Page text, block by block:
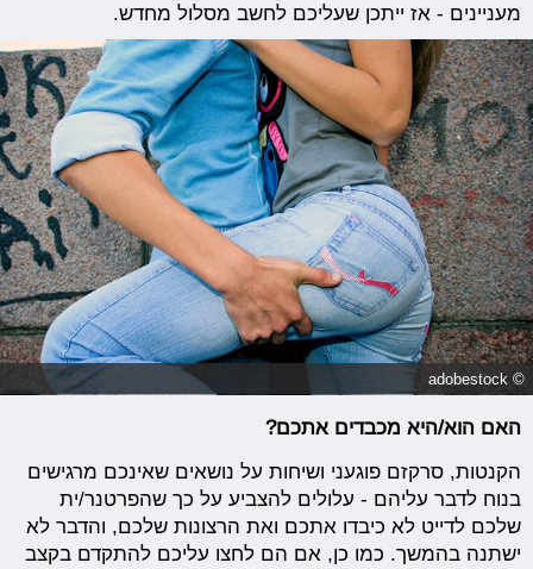
מעניינים - אז ייתכן שעליכם לחשב מסלול מחדש.
© adobestock
האם הוא/היא מכבדים אתכם?
הקנטות, סרקזם פוגעני ושיחות על נושאים שאינכם מרגישים
בנוח לדבר עליהם - עלולים להצביע על כך שהפרטנר/ית
שלכם לדייט לא כיבדו אתכם ואת הרצונות שלכם, והדבר לא
ישתנה בהמשך. כמו כן, אם הם לחצו עליכם להתקדם בקצב